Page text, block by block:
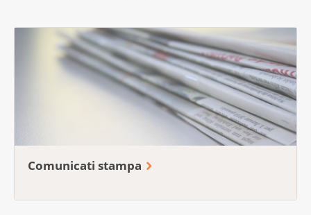
Comunicati stampa